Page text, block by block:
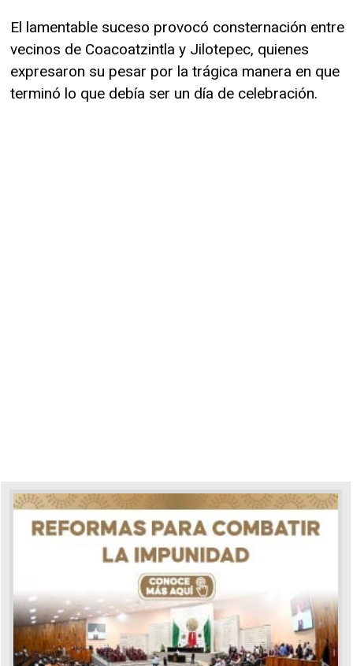
El lamentable suceso provocó consternación entre
vecinos de Coacoatzintla y Jilotepec, quienes
expresaron su pesar por la trágica manera en que
terminó lo que debía ser un día de celebración.